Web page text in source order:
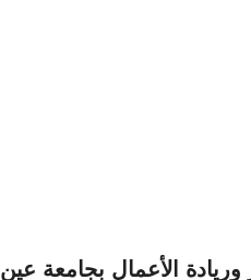
الأعمال بجامعة عين